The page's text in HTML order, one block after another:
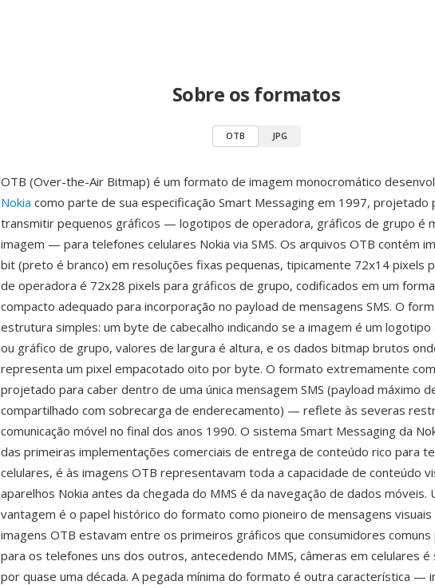
Sobre os formatos
OTB JPG
OTB (Over-the-Air Bitmap) é um formato de imagem monocromático
Nokia como parte de sua especificação Smart Messaging em 1997, projetado
transmitir pequenos gráficos — logotipos de operadora, gráficos de grupo é
imagem — para telefones celulares Nokia via SMS. Os arquivos OTB contém
bit (preto é branco) em resoluções fixas pequenas, tipicamente 72x14 pixels
de operadora é 72x28 pixels para gráficos de grupo, codificados em um
compacto adequado para incorporação no payload de mensagens SMS. O
estrutura simples: um byte de cabecalho indicando se a imagem é um
ou gráfico de grupo, valores de largura é altura, e os dados bitmap brutos
representa um pixel empacotado oito por byte. O formato extremamente
projetado para caber dentro de uma única mensagem SMS (payload máximo
compartilhado com sobrecarga de enderecamento) — reflete às severas
comunicação móvel no final dos anos 1990. O sistema Smart Messaging da
das primeiras implementações comerciais de entrega de conteúdo rico para
celulares, é às imagens OTB representavam toda a capacidade de conteúdo
aparelhos Nokia antes da chegada do MMS é da navegação de dados móveis.
vantagem é o papel histórico do formato como pioneiro de mensagens visuais
imagens OTB estavam entre os primeiros gráficos que consumidores comuns
para os telefones uns dos outros, antecedendo MMS, câmeras em celulares
por quase uma década. A pegada mínima do formato é outra característica —